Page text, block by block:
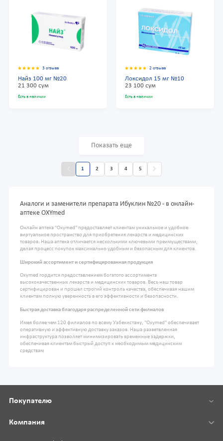
3 отзыва
Найз 100 мг №20
21 300 сум
Есть в наличии
2 отзыва
Локсидол 15 мг №10
23 100 сум
Есть в наличии
Показать еще
1 2 3 4 5
Аналоги и заменители препарата Ибуклин №20 - в онлайн-
аптеке OXYmed
Онлайн аптека "Oxymed" предоставляет клиентам уникальное и удобное
виртуальное пространство для приобретения лекарств и медицинских
товаров. Наша аптека отличается несколькими ключевыми преимуществами,
делая процесс покупок максимально удобным и безопасным для клиентов.
Широкий ассортимент и сертифицированная продукция
Oxymed гордится предоставлением богатого ассортимента
высококачественных лекарств и медицинских товаров. Весь наш товар
сертифицирован и прошел строгий контроль качества, обеспечивая нашим
клиентам полную уверенность в его эффективности и безопасности.
Быстрая доставка благодаря распределенной сети филиалов
Имея более чем 120 филиалов по всему Узбекистану, "Oxymed" обеспечивает
оперативную и эффективную доставку заказов. Наша разветвленная
инфраструктура позволяет минимизировать временные задержки,
обеспечивая клиентам быстрый доступ к необходимым медицинским
средствам
Покупателю
Компания